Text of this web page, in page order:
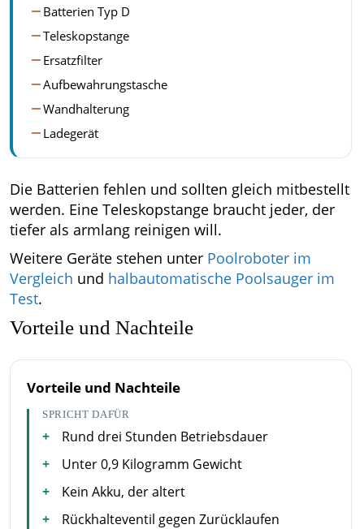
Batterien Typ D
Teleskopstange
Ersatzfilter
Aufbewahrungstasche
Wandhalterung
Ladegerät
Die Batterien fehlen und sollten gleich mitbestellt
werden. Eine Teleskopstange braucht jeder, der
tiefer als armlang reinigen will.
Weitere Geräte stehen unter Poolroboter im
Vergleich und halbautomatische Poolsauger im
Test.
Vorteile und Nachteile
Vorteile und Nachteile
SPRICHT DAFÜR
Rund drei Stunden Betriebsdauer
Unter 0,9 Kilogramm Gewicht
Kein Akku, der altert
Rückhalteventil gegen Zurücklaufen